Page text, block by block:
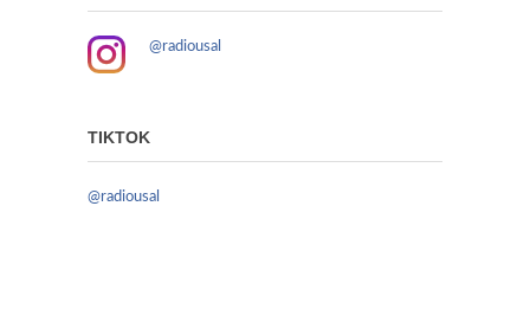
@radiousal
TIKTOK
@radiousal